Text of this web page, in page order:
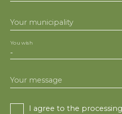
Your municipality
-
You wish
Your message
I agree to the